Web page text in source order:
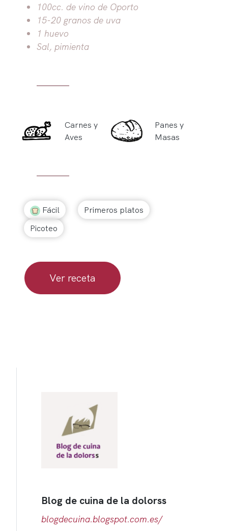
100cc. de vino de Oporto
15-20 granos de uva
1 huevo
Sal, pimienta
Carnes y
Aves
Panes y
Masas
Fácil
Primeros platos
Picoteo
Ver receta
Blog de cuina de la dolorss
blogdecuina.blogspot.com.es/